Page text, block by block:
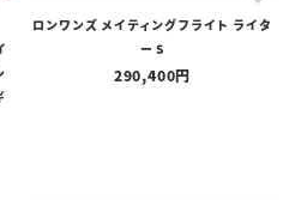
ロンワンズ メイティングフライト ライタ
ー S
290,400